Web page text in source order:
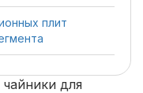
плит
для